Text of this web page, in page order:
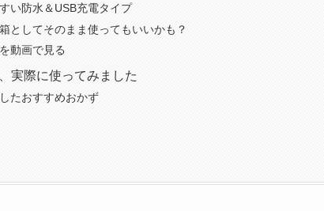
い防水＆USB充電タイプ
としてそのまま使ってもいいかも？
動画で見る
実際に使ってみました
たおすすめおかず